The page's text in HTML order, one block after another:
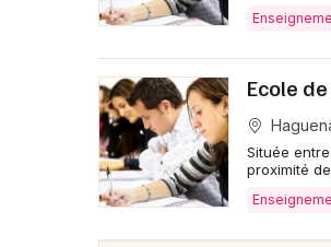
Ecole
Située
proximité